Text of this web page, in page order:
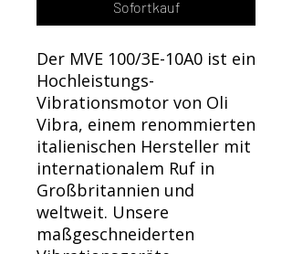
Sofortkauf
Der MVE 100/3E-10A0 ist ein
Hochleistungs-
Vibrationsmotor von Oli
Vibra, einem renommierten
italienischen Hersteller mit
internationalem Ruf in
Großbritannien und
weltweit. Unsere
maßgeschneiderten